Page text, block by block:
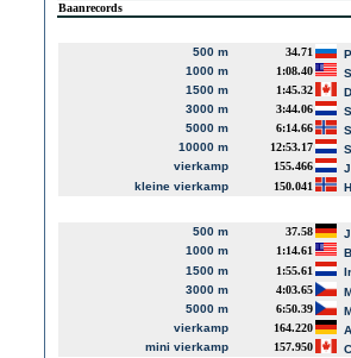
Baanrecords
500 m 34.71
1000 m
1:08.40
1500 m
1:45.32
3000 m
3:44.06
5000 m
6:14.66
10000 m
12:53.17
vierkamp
155.466
kleine vierkamp
150.041
500 m 37.58
1000 m
1:14.61
1500 m
1:55.61
3000 m
4:03.65
5000 m
6:50.39
vierkamp
164.220
mini vierkamp
157.950